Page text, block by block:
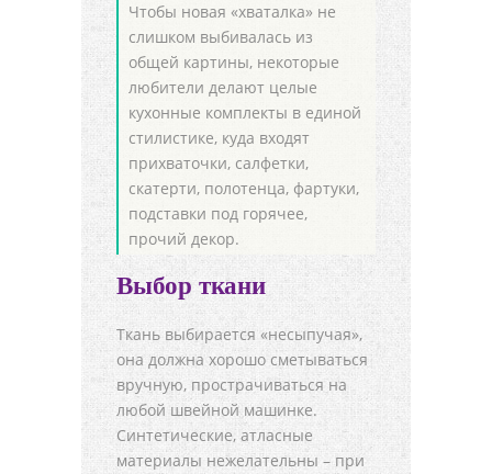
Чтобы новая «хваталка» не
слишком выбивалась из
общей картины, некоторые
любители делают целые
кухонные комплекты в единой
стилистике, куда входят
прихваточки, салфетки,
скатерти, полотенца, фартуки,
подставки под горячее,
прочий декор.
Выбор ткани
Ткань выбирается «несыпучая»,
она должна хорошо сметываться
вручную, прострачиваться на
любой швейной машинке.
Синтетические, атласные
материалы нежелательны – при